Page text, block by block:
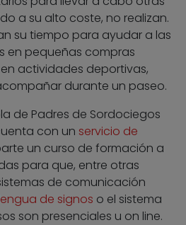
a su alto coste, no realizan.
su tiempo para ayudar a las
en pequeñas compras
actividades deportivas,
durante un paseo.
de Padres de Sordociegos
con un servicio de
un curso de formación a
para que, entre otras
de comunicación
de signos o el sistema
son presenciales u on line.